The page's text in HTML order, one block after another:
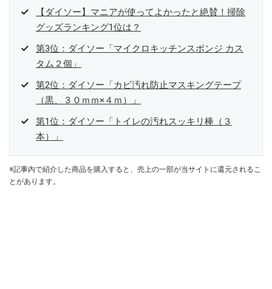
【ダイソー】マニアが使ってよかったと絶賛！掃除
グッズランキング1位は？
第3位：ダイソー「マイクロキッチンスポンジ カス
タム２個」
第2位：ダイソー「カビ汚れ防止マスキングテープ
（黒、３０ｍｍ×４ｍ）」
第1位：ダイソー「トイレの汚れスッキリ棒（３
本）」
※記事内で紹介した商品を購入すると、売上の一部が当サイトに還元されるこ
とがあります。